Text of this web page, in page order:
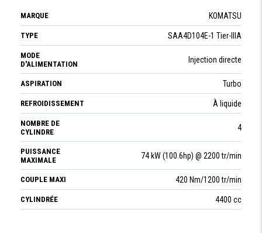
MARQUE KOMATSU
TYPE SAA4D104E-1 Tier-IIIA
MODE
D'ALIMENTATION
Injection directe
ASPIRATION Turbo
REFROIDISSEMENT À liquide
NOMBRE DE
CYLINDRE
4
PUISSANCE
MAXIMALE
74 kW (100.6hp) @ 2200 tr/min
COUPLE MAXI 420 Nm/1200 tr/min
CYLINDRÉE 4400 cc